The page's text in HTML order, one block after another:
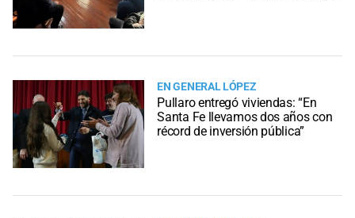
EN GENERAL LÓPEZ
Pullaro entregó viviendas: “En
Santa Fe llevamos dos años con
récord de inversión pública”